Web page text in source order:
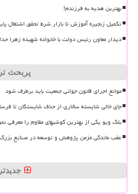
بهترین هدیه به فرزندم!
تکمیل زنجیره آموزش تا بازار شرط تحقق اشتغال
دیدار معاون رئیس دولت با خانواده شهیده زهرا
پربحث
موانع اجرای قانون جوانی جمعیت باید برطرف شود
جای خالی شایسته سالاری از حذف شایستگان تا
بلک ویو یکی از بهترین گوشیهای مقاوم را معرفی
عقب ماندگی مزمن پژوهش و توسعه در صنایع بزرگ